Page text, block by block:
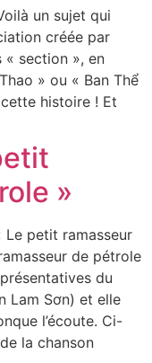
un sujet qui
créée par
« section », en
» ou « Ban Thể
histoire ! Et
»
Le petit ramasseur
de pétrole
du
Lam Sơn) et elle
l’écoute. Ci-
la chanson